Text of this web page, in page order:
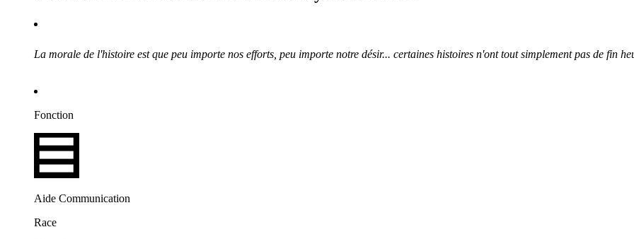
La morale de l'histoire est que peu importe nos efforts, peu importe notre désir... certaines histoires n'ont tout simplement pas de fin
Fonction
Aide Communication
Race